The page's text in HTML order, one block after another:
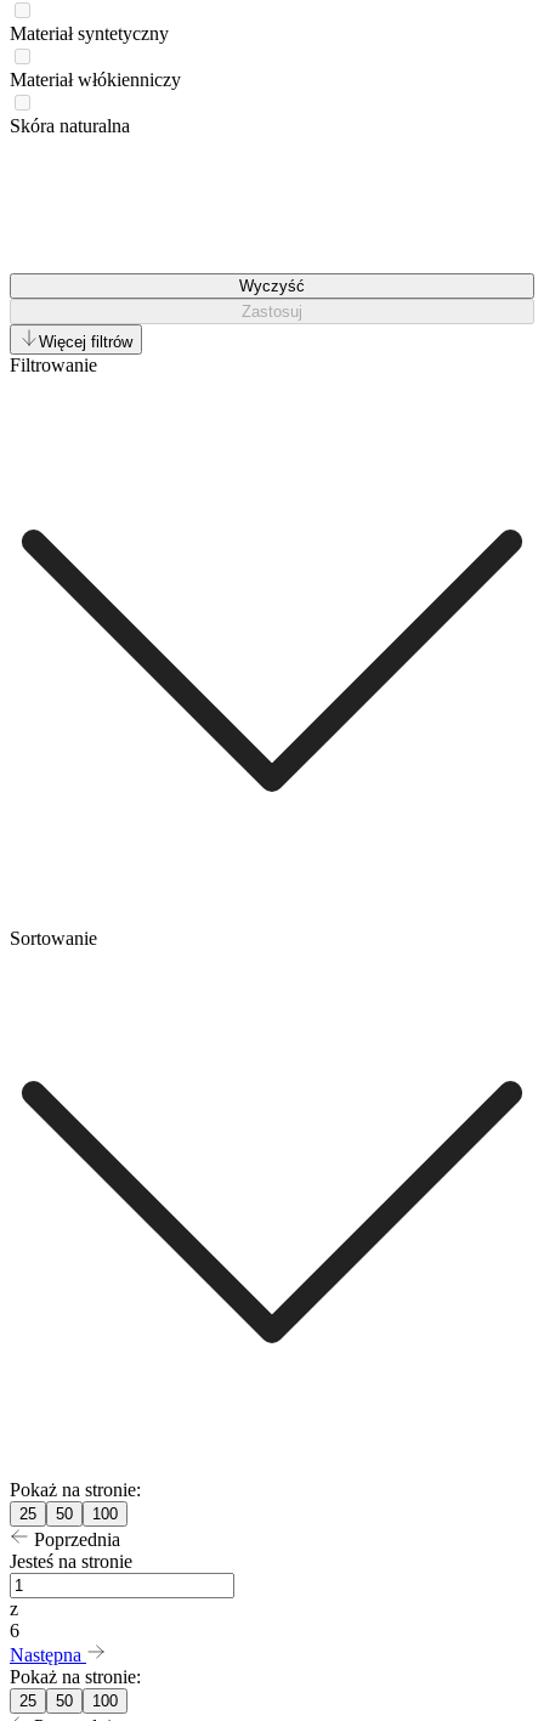
Materiał syntetyczny
Materiał włókienniczy
Skóra naturalna
Wyczyść
Zastosuj
Więcej filtrów
Filtrowanie
Sortowanie
Pokaż na stronie:
25 50 100
Poprzednia
Jesteś na stronie
z
6
Następna
Pokaż na stronie:
25 50 100